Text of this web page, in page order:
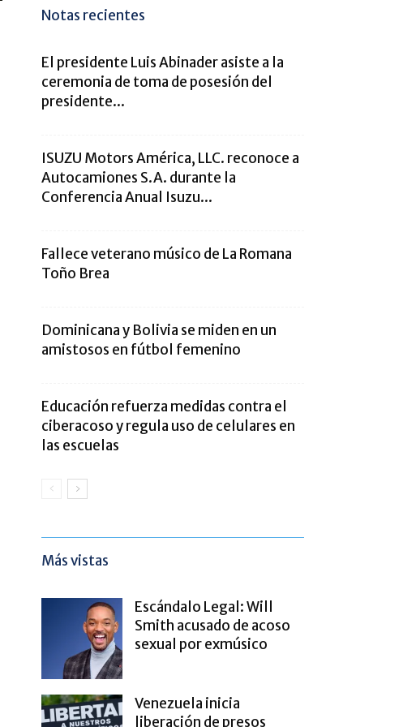
Notas recientes
El presidente Luis Abinader asiste a la
ceremonia de toma de posesión del
presidente...
ISUZU Motors América, LLC. reconoce a
Autocamiones S.A. durante la
Conferencia Anual Isuzu...
Fallece veterano músico de La Romana
Toño Brea
Dominicana y Bolivia se miden en un
amistosos en fútbol femenino
Educación refuerza medidas contra el
ciberacoso y regula uso de celulares en
las escuelas
Más vistas
Escándalo Legal: Will
Smith acusado de acoso
sexual por exmúsico
Venezuela inicia
liberación de presos